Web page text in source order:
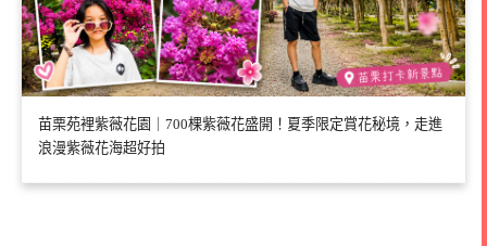
苗栗苑裡紫薇花園｜700棵紫薇花盛開！夏季限定賞花秘境，走進
浪漫紫薇花海超好拍